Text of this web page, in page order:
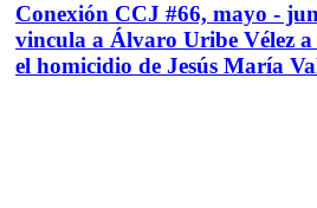
Conexión CCJ #66, mayo -
vincula a Álvaro Uribe Vélez
el homicidio de Jesús María